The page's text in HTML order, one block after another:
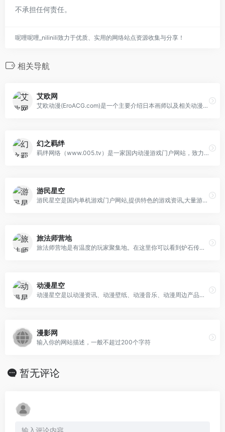
不承担任何责任。
呢哩呢哩_nilinili致力于优质、实用的网络站点资源收集与分享！
相关导航
艾欧网
艾欧动漫(EroACG.com)是一个主要介绍日本画师以及相关动漫资讯的网站,创建于2013年。网站以文章为主,并向大家推荐有趣有爱的动漫作品。
幻之羁绊
羁绊网络（www.005.tv）是一家国内动漫游戏门户网站，致力于为ACG爱好者搭建一个资源，资讯，以及交流平台。
游民星空
游民星空是国内单机游戏门户网站,提供特色的游戏资讯,大量游戏攻略,经验,评测文章,以及热门游戏资料专题
旅法师营地
旅法师营地是有温度的玩家聚集地。在这里你可以看到炉石传说、万智牌、百闻牌、影之诗、昆特牌等游戏的超及时的资讯，超专业的攻略，超有趣的故事，超好用的工具。
动漫星空
动漫星空是以动漫资讯、动漫壁纸、动漫音乐、动漫周边产品等内容为主打的综合动漫门户。并有热门新番提供在线播放，以及各类动漫排行榜便于动漫爱好者查询阅读，除此之外还有各类热门新番的动漫专区供爱好者集中讨论、阅读。
漫影网
输入你的网站描述，一般不超过200个字符
暂无评论